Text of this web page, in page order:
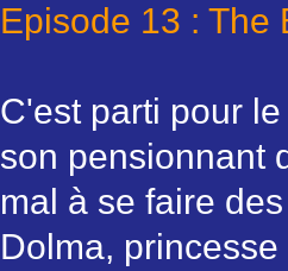
Episode 13 : The
C'est parti pour
son pensionnant
mal à se faire
Dolma,